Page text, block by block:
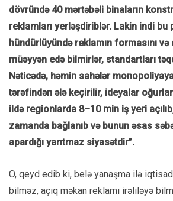
dövründə 40 mərtəbəli binaların
reklamları yerləşdiriblər. Lakin indi bu
hündürlüyündə reklamın formasını və
müəyyən edə bilmirlər, standartları
Nəticədə, həmin sahələr
tərəfindən ələ keçirilir, ideyalar
ildə regionlarda 8–10 min iş yeri
zamanda bağlanıb və bunun əsas
apardığı yarıtmaz siyasətdir”.
O, qeyd edib ki, belə yanaşma ilə
bilməz, açıq məkan reklamı irəliləyə